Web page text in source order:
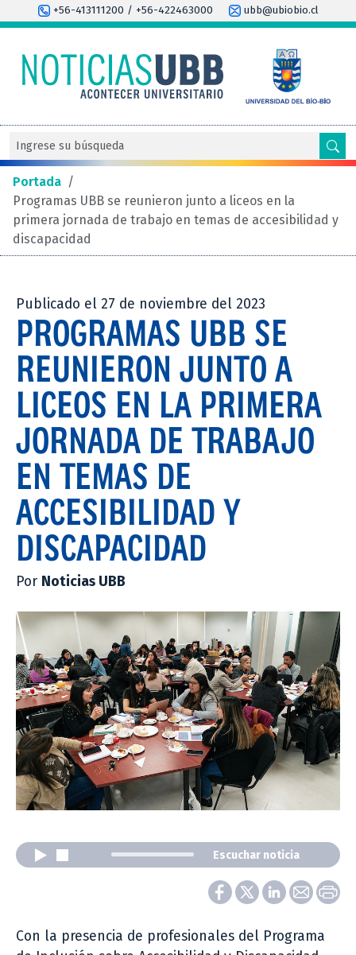
+56-413111200 / +56-422463000 ubb@ubiobio.cl
Portada /
Programas UBB se reunieron junto a liceos en la
primera jornada de trabajo en temas de accesibilidad y
discapacidad
Publicado el 27 de noviembre del 2023
PROGRAMAS UBB SE
REUNIERON JUNTO A
LICEOS EN LA PRIMERA
JORNADA DE TRABAJO
EN TEMAS DE
ACCESIBILIDAD Y
DISCAPACIDAD
Por Noticias UBB
Escuchar noticia
Con la presencia de profesionales del Programa